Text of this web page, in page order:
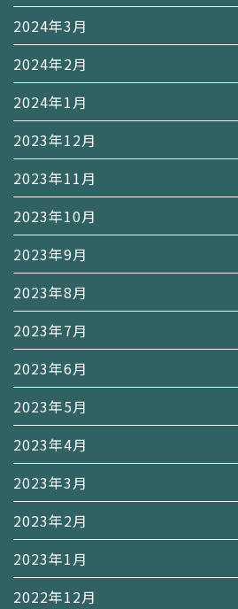
2024年3月
2024年2月
2024年1月
2023年12月
2023年11月
2023年10月
2023年9月
2023年8月
2023年7月
2023年6月
2023年5月
2023年4月
2023年3月
2023年2月
2023年1月
2022年12月